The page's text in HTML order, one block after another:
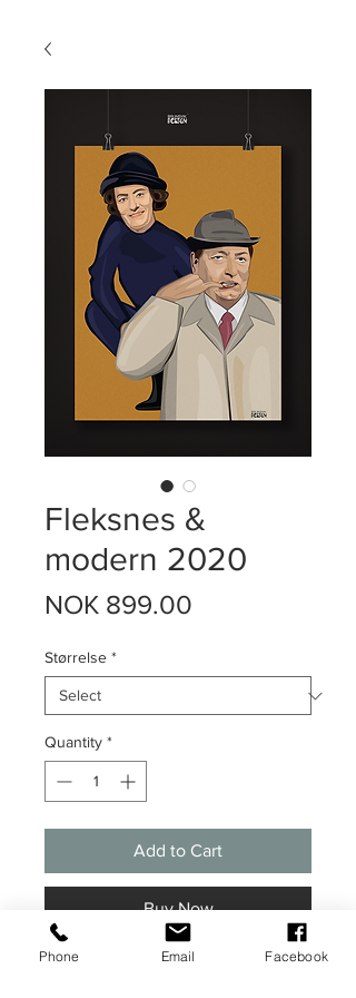
Fleksnes &
modern 2020
NOK 899.00
Størrelse *
Quantity *
Add to Cart
Buy Now
Phone Email Facebook